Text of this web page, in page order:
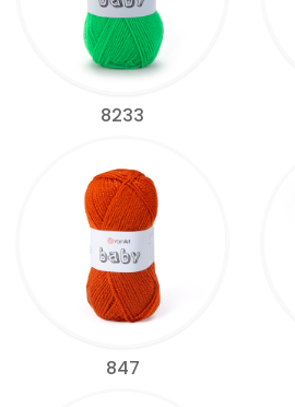
8233
847